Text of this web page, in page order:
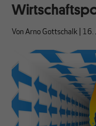
Von Arno Gottschalk 16.